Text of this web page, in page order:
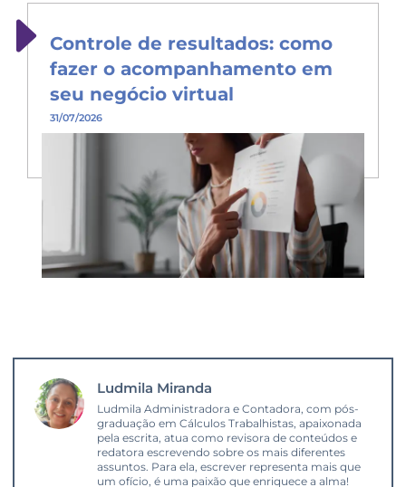
Controle de resultados: como
fazer o acompanhamento em
seu negócio virtual
31/07/2026
Ludmila Miranda
Ludmila Administradora e Contadora, com pós-
graduação em Cálculos Trabalhistas, apaixonada
pela escrita, atua como revisora de conteúdos e
redatora escrevendo sobre os mais diferentes
assuntos. Para ela, escrever representa mais que
um ofício, é uma paixão que enriquece a alma!